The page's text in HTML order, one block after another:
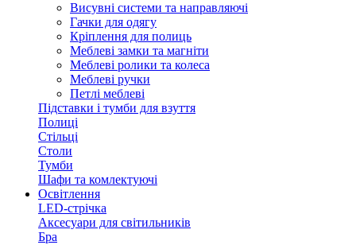
Висувні системи та направляючі
Гачки для одягу
Кріплення для полиць
Меблеві замки та магніти
Меблеві ролики та колеса
Меблеві ручки
Петлі меблеві
Підставки і тумби для взуття
Полиці
Стільці
Столи
Тумби
Шафи та комлектуючі
Освітлення
LED-стрічка
Аксесуари для світильників
Бра